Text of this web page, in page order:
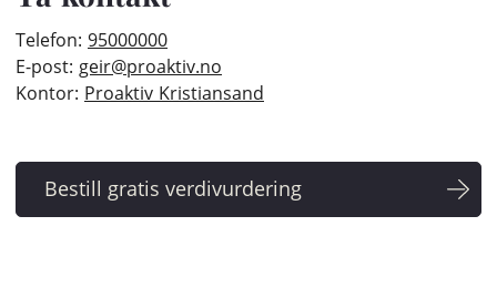
Telefon: 95000000
E-post: geir@proaktiv.no
Kontor: Proaktiv Kristiansand